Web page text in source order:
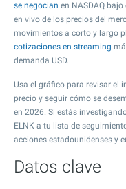
se negocian en NASDAQ
en vivo de los precios del
movimientos a corto y largo
cotizaciones en streaming
demanda USD.
Usa el gráfico para revisar el
precio y seguir cómo se
en 2026. Si estás
ELNK a tu lista de
acciones estadounidenses y
Datos clave